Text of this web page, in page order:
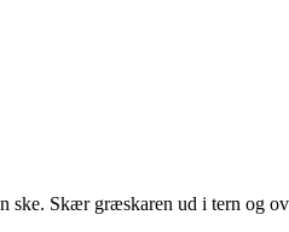
ske. Skær græskaren ud i tern og